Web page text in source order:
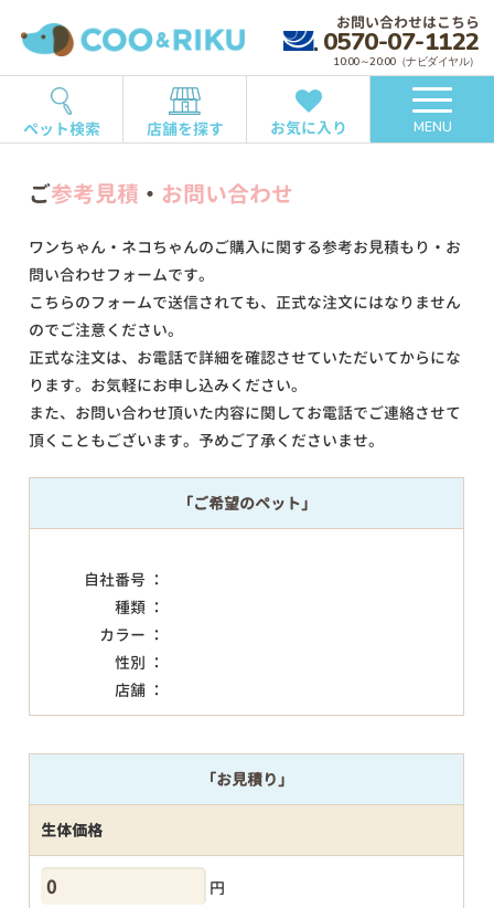
お問い合わせはこちら
0570-07-1122
10:00～20:00（ナビダイヤル）
ペット検索 店舗を探す お気に入り MENU
ご参考見積 ・ お問い合わせ
ワンちゃん・ネコちゃんのご購入に関する参考お見積もり・お
問い合わせフォームです。
こちらのフォームで送信されても、正式な注文にはなりません
のでご注意ください。
正式な注文は、お電話で詳細を確認させていただいてからにな
ります。お気軽にお申し込みください。
また、お問い合わせ頂いた内容に関してお電話でご連絡させて
頂くこともございます。予めご了承くださいませ。
「ご希望のペット」
自社番号 ：
種類 ：
カラー ：
性別 ：
店舗 ：
「お見積り」
生体価格
円